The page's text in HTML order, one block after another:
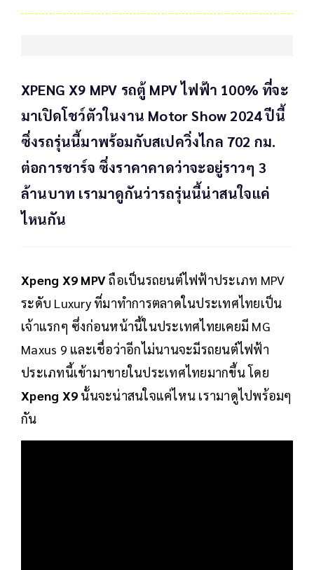
XPENG X9 MPV รถตู้ MPV ไฟฟ้า 100% ที่จะ
มาเปิดโชว์ตัวในงาน Motor Show 2024 ปีนี้
ซึ่งรถรุ่นนี้มาพร้อมกับสเปควิ่งไกล 702 กม.
ต่อการชาร์จ ซึ่งราคาคาดว่าจะอยู่ราวๆ 3
ล้านบาท เรามาดูกันว่ารถรุ่นนี้น่าสนใจแค่
ไหนกัน
Xpeng X9 MPVถือเป็นรถยนต์ไฟฟ้าประเภท MPV
ระดับ Luxury ที่มาทำการตลาดในประเทศไทยเป็น
เจ้าแรกๆ ซึ่งก่อนหน้านี้ในประเทศไทยเคยมี MG
Maxus 9 และเชื่อว่าอีกไม่นานจะมีรถยนต์ไฟฟ้า
ประเภทนี้เข้ามาขายในประเทศไทยมากขึ้น โดย
Xpeng X9 นั้นจะน่าสนใจแค่ไหน เรามาดูไปพร้อมๆ
กัน